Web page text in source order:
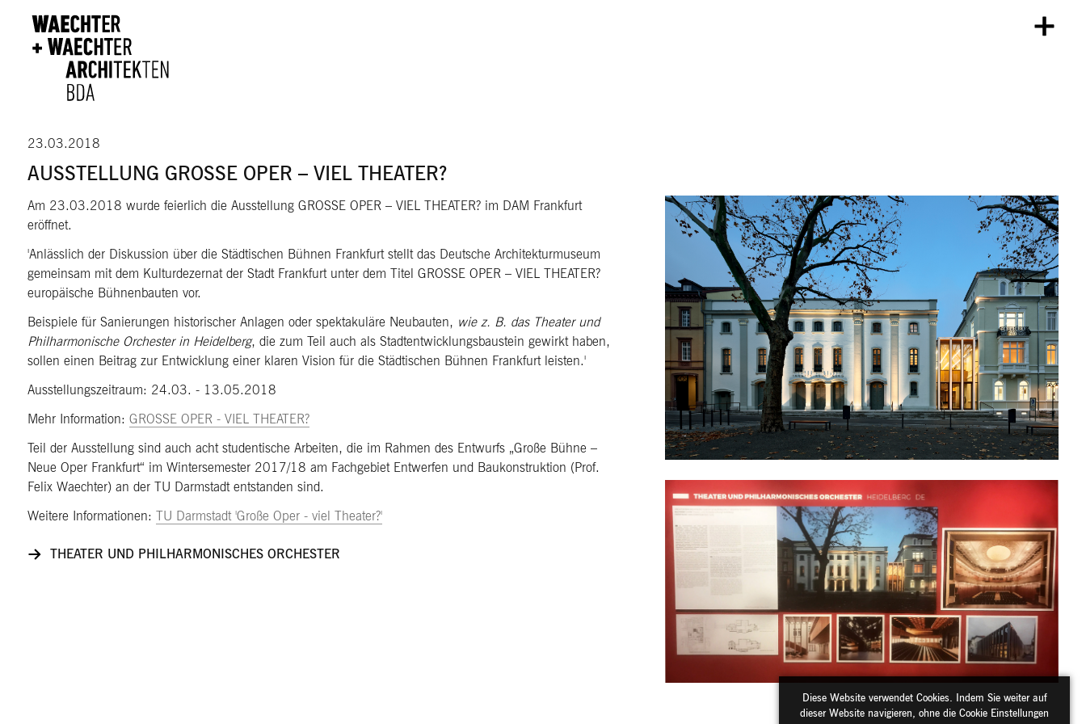
23.03.2018
AUSSTELLUNG GROSSE OPER – VIEL THEATER?
Am 23.03.2018 wurde feierlich die Ausstellung GROSSE OPER – VIEL THEATER? im DAM Frankfurt
eröffnet.
Anlässlich der Diskussion über die Städtischen Bühnen Frankfurt stellt das Deutsche Architekturmuseum
gemeinsam mit dem Kulturdezernat der Stadt Frankfurt unter dem Titel GROSSE OPER – VIEL THEATER?
europäische Bühnenbauten vor.
Beispiele für Sanierungen historischer Anlagen oder spektakuläre Neubauten, wie z. B. das Theater und
Philharmonische Orchester in Heidelberg, die zum Teil auch als Stadtentwicklungsbaustein gewirkt haben,
sollen einen Beitrag zur Entwicklung einer klaren Vision für die Städtischen Bühnen Frankfurt leisten.
Ausstellungszeitraum: 24.03. - 13.05.2018
Mehr Information: GROSSE OPER - VIEL THEATER?
Teil der Ausstellung sind auch acht studentische Arbeiten, die im Rahmen des Entwurfs „Große Bühne –
Neue Oper Frankfurt“ im Wintersemester 2017/18 am Fachgebiet Entwerfen und Baukonstruktion (Prof.
Felix Waechter) an der TU Darmstadt entstanden sind.
Weitere Informationen: TU Darmstadt 'Große Oper - viel Theater?'
THEATER UND PHILHARMONISCHES ORCHESTER
Diese Website verwendet Cookies. Indem Sie weiter auf
dieser Website navigieren, ohne die Cookie Einstellungen